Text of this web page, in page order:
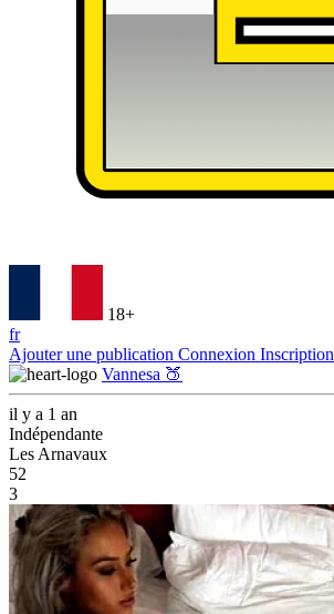
18+
fr
Ajouter une publication Connexion Inscription
Vannesa 🍑
il y a 1 an
Indépendante
Les Arnavaux
52
3